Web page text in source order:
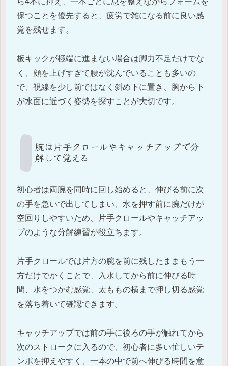
保つことを優先すると、疲労で雑になる前に良い感
覚を残せます。
板キックが極端に進まない場合は脚力不足だけでな
く、顔を上げすぎて腰が沈んでいることも多いの
で、視線を少し前ではなく斜め下に置き、胸から下
が水面に近づく姿勢を探すことが大切です。
腕は片手クロールやキャッチアップで分
解して覚える
初心者は両腕を同時に回し始めると、伸びる前に次
の手を急いで出してしまい、水を押す前に腕だけが
空回りしやすいため、片手クロールやキャッチアッ
プのような分解練習が役立ちます。
片手クロールでは片方の腕を前に残したままもう一
方だけでかくことで、入水してから前に伸びる時
間、水をつかむ感覚、太ももの横まで押し切る感覚
を落ち着いて確認できます。
キャッチアップでは前の手に後ろの手が触れてから
次のストロークに入るので、初心者に多い忙しいテ
ンポを抑えやすく、一本の中で前へ伸びる時間を意